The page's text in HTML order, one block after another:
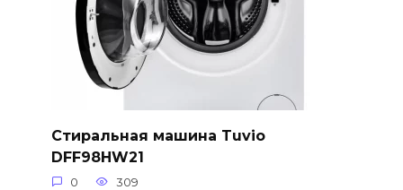
Стиральная машина Tuvio
DFF98HW21
0 309